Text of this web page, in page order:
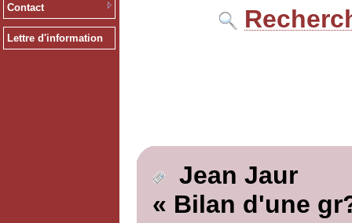
Contact
Lettre d'information
Jean Jaur
« Bilan d'une